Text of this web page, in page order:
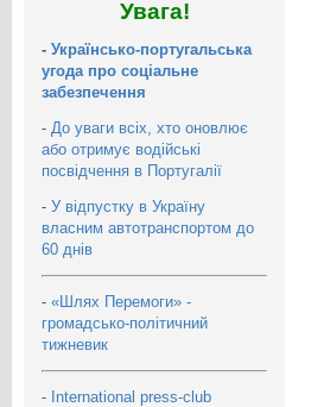
Увага!
- Українсько-португальська
угода про соціальне
забезпечення
- До уваги всіх, хто оновлює
або отримує водійські
посвідчення в Португалії
- У відпустку в Україну
власним автотранспортом до
60 днів
- «Шлях Перемоги» -
громадсько-політичний
тижневик
- International press-club